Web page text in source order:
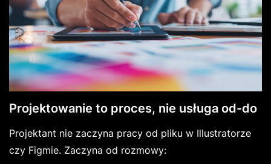
Projektowanie to proces, nie usługa od-do
Projektant nie zaczyna pracy od pliku w Illustratorze
czy Figmie. Zaczyna od rozmowy: